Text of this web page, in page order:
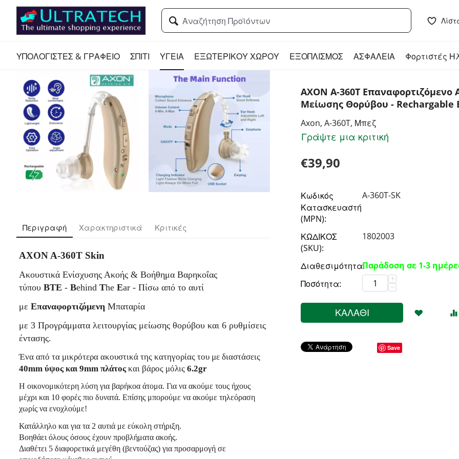
ΥΠΟΛΟΓΙΣΤΕΣ & ΓΡΑΦΕΙΟ ΣΠΙΤΙ ΥΓΕΙΑ ΕΞΩΤΕΡΙΚΟΥ ΧΩΡΟΥ ΕΞΟΠΛΙΣΜΟΣ ΑΣΦΑΛΕΙΑ Φορτιστές
Περιγραφή Χαρακτηριστικά Κριτικές
AXON A-360T Skin
Ακουστικά Ενίσχυσης Ακοής & Βοήθημα Βαρηκοΐας
τύπου BTE - Behind The Ear - Πίσω από το αυτί
με Επαναφορτιζόμενη Μπαταρία
με 3 Προγράμματα λειτουργίας μείωσης θορύβου και 6 ρυθμίσεις
έντασης.
Ένα από τα μικρότερα ακουστικά της κατηγορίας του με διαστάσεις
40mm ύψος και 9mm πλάτος και βάρος μόλις 6.2gr
Η οικονομικότερη λύση για βαρήκοα άτομα. Για να ακούμε τους ήχους
μέχρι και 10 φορές πιο δυνατά. Επίσης μπορούμε να ακούμε τηλεόραση
χωρίς να ενοχλούμε!
Κατάλληλο και για τα 2 αυτιά με εύκολη στήριξη.
Βοηθάει όλους όσους έχουν προβλήματα ακοής.
Διαθέτει 5 διαφορετικά μεγέθη (βεντούζας) για προσαρμογή σε
AXON A-360T Επαναφορτιζόμενο
Μείωσης Θορύβου - Rechargable
Axon, A-360T, Μπεζ
Γράψτε μια κριτική
€39,90
Κωδικός
Κατασκευαστή
(MPN):
A-360T-SK
ΚΩΔΙΚΟΣ
(SKU):
1802003
Διαθεσιμότητα:Παράδοση σε 1-3
Ποσότητα:
+
−
ΚΑΛΆΘΙ
Save